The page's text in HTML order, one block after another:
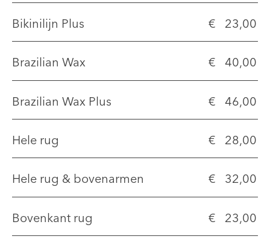
Bikinilijn Plus € 23,00
Brazilian Wax € 40,00
Brazilian Wax Plus € 46,00
Hele rug € 28,00
Hele rug & bovenarmen € 32,00
Bovenkant rug € 23,00